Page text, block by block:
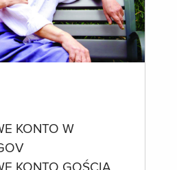
KONTO W